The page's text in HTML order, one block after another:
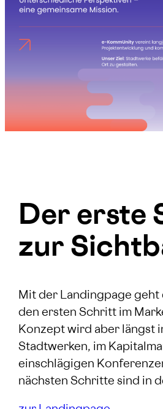
Der erste
zur
Mit der Landingpage geht
den ersten Schritt im
Konzept wird aber längst
Stadtwerken, im
einschlägigen
nächsten Schritte sind in